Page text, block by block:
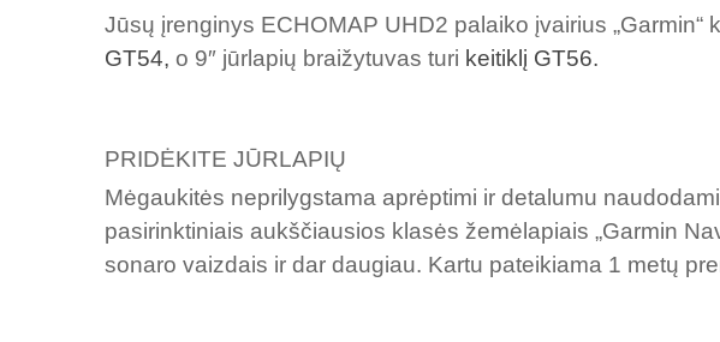
Jūsų įrenginys ECHOMAP UHD2 palaiko įvairius
GT54, o 9″ jūrlapių braižytuvas turi keitiklį GT56.
PRIDĖKITE JŪRLAPIŲ
Mėgaukitės neprilygstama aprėptimi ir detalumu
pasirinktiniais aukščiausios klasės žemėlapiais „Garmin
sonaro vaizdais ir dar daugiau. Kartu pateikiama 1 metų